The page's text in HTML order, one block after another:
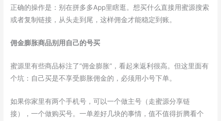
正确的操作是：别在拼多多App里瞎逛。想买什么直接用蜜源搜索
或者复制链接，从头走到尾，这样佣金才能稳定到账。
佣金膨胀商品别用自己的号买
蜜源里有些商品标注了”佣金膨胀”，看起来返利很高。但这里面有
个坑：自己买是不享受膨胀佣金的，必须用小号下单。
如果你家里有两个手机号，可以一个做主号（走蜜源分享链
接），一个做购买号。一单差好几块的事情，值不值得折腾看个